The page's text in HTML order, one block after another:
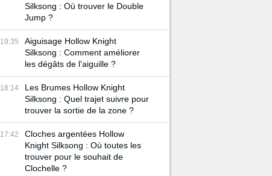
Silksong : Où trouver le Double
Jump ?
19:35
Aiguisage Hollow Knight
Silksong : Comment améliorer
les dégâts de l'aiguille ?
18:14
Les Brumes Hollow Knight
Silksong : Quel trajet suivre pour
trouver la sortie de la zone ?
17:42
Cloches argentées Hollow
Knight Silksong : Où toutes les
trouver pour le souhait de
Clochelle ?